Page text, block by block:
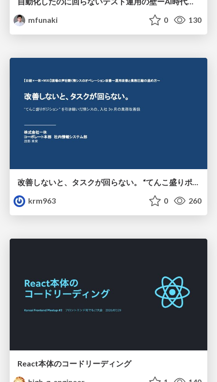
mfunaki
0 130
改善しないと、タスクが回らない。 “てんこ盛りポジション” を引き継いだ情シスの、入社3ヶ月の業務改善録
krm963
0 260
React本体のコードリーディング